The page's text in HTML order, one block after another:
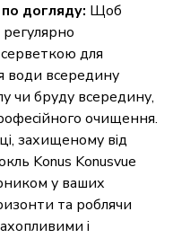
догляду: Щоб
для
води всередину
чи бруду всередину,
очищення.
захищеному від
Konus Konusvue
у ваших
та роблячи
і